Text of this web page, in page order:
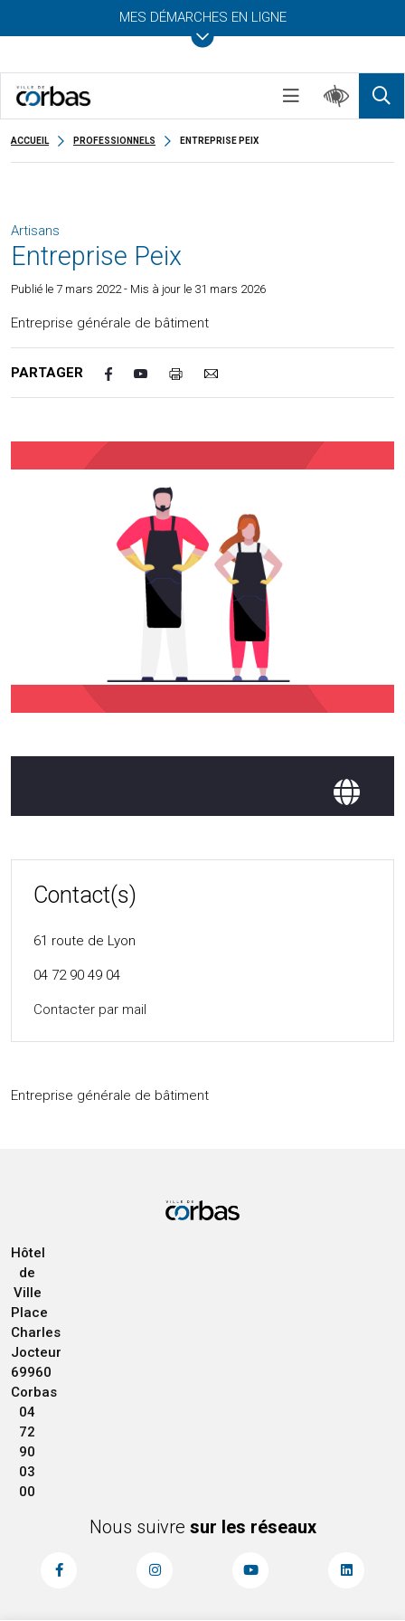
MES DÉMARCHES EN LIGNE
ACCUEIL PROFESSIONNELS ENTREPRISE PEIX
Artisans
Entreprise Peix
Publié le 7 mars 2022- Mis à jour le 31 mars 2026
Entreprise générale de bâtiment
PARTAGER
Contact(s)
61 route de Lyon
04 72 90 49 04
Contacter par mail
Entreprise générale de bâtiment
Hôtel
de
Ville
Place
Charles
Jocteur
69960
Corbas
04
72
90
03
00
Nous suivre sur les réseaux